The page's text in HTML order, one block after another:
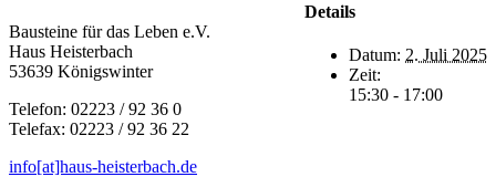
Details
Datum: 2. Juli 2025
Zeit:
15:30 - 17:00
Bausteine für das Leben e.V.
Haus Heisterbach
53639 Königswinter
Telefon: 02223 / 92 36 0
Telefax: 02223 / 92 36 22
info[at]haus-heisterbach.de